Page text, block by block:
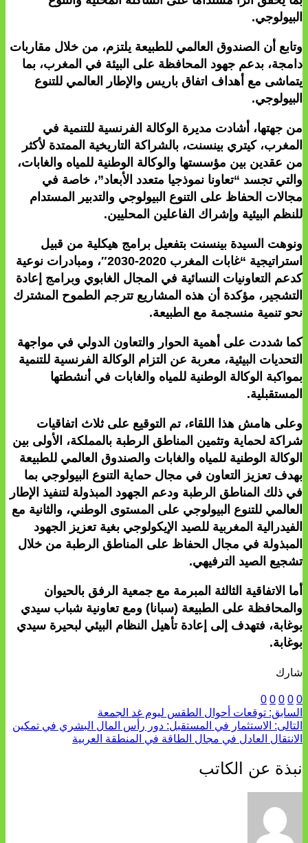
البيولوجي.
وتابع أن الصندوق العالمي للطبيعة يلتزم، من خلال مقاربات
دامجة، بدعم جهود المحافظة على البيئة في المغرب، بما
يتماشى مع أهداف اتفاق باريس والإطار العالمي للتنوع
البيولوجي.
من جهتها، أشادت مديرة الوكالة الفرنسية للتنمية في
المغرب، كيتري بينسنت، بالشراكة التاريخية الممتدة لأكثر
من عقدين بين مؤسستها والوكالة الوطنية للمياه والغابات،
والتي تجسد “تعاونا نموذجيا متعدد الأبعاد”، خاصة في
مجالات الحفاظ على التنوع البيولوجي والتدبير المستدام
للنظم البيئية وإشراك الفاعلين المحليين.
ونوهت السيدة بينسنت بتفعيل برامج هيكلية من قبيل
استراتيجية “غابات المغرب 2020-2030″، ومبادرات نوعية
كدعم التعاونيات النسائية في المجال الغابوي وبرامج إعادة
التشجير، مؤكدة أن هذه المشاريع تترجم الطموح المشترك
نحو تنمية منسجمة مع الطبيعة.
كما شددت على أهمية الحوار والتعاون الدولي في مواجهة
التحديات البيئية، معربة عن التزام الوكالة الفرنسية للتنمية
بمواكبة الوكالة الوطنية للمياه والغابات في أنشطتها
المستقبلية.
وعلى هامش هذا اللقاء، تم التوقيع على ثلاث اتفاقيات
شراكة لحماية وتثمين المناطق الرطبة بالمملكة، الأولى بين
الوكالة الوطنية للمياه والغابات والصندوق العالمي للطبيعة
بهدف تعزيز التعاون في مجال حماية التنوع البيولوجي بما
في ذلك المناطق الرطبة ودعم الجهود المبذولة لتنفيذ الإطار
العالمي للتنوع البيولوجي على المستوى الوطني، والثانية مع
الفيدرالية المغربية للصيد الإيكولوجي بغية تعزيز الجهود
المبذولة في مجال الحفاظ على المناطق الرطبة من خلال
تشجيع الصيد الترفيهي.
أما الاتفاقية الثالثة المبرمة مع جمعية الرفق بالحيوان
والمحافظة على الطبيعة (سبانا) ومع تعاونية شباب سيدي
بوغابة، فتهدف إلى إعادة تأهيل النظام البيئي لبحيرة سيدي
بوغابة.
شارك
0
0
0
0
0
السابق: توقعات أحوال الطقس ليوم غد الجمعة
التالى: الاستثمار في المستقبل: دور رأس المال البشري في تمكين
الانتقال العادل في مجال الطاقة في المنطقة العربية
نبذة عن الكاتب